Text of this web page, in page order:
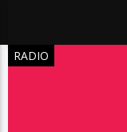
RADIO